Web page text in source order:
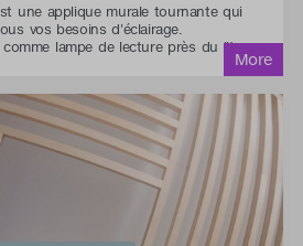
une applique murale tournante qui
vos besoins d'éclairage.
lampe de lecture près du lit.